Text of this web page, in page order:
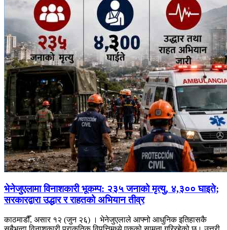
भेनेजुएलामा विनाशकारी भूकम्प: २३५ जनाको मृत्यु, ४,३०० घाइते;
सरकारद्वारा उद्धार र राहतको अभियान तीव्र
काठमाडौँ, असार १२ (जुन २६) । भेनेजुएलाले आफ्नो आधुनिक इतिहासकै